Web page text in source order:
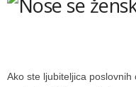
Ako ste ljubiteljica